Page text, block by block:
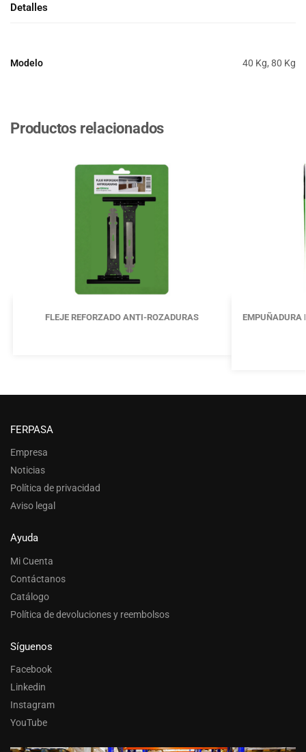
Detalles
Modelo 40 Kg, 80 Kg
Productos relacionados
FLEJE REFORZADO ANTI-ROZADURAS EMPUÑADURA
FERPASA
Empresa
Noticias
Política de privacidad
Aviso legal
Ayuda
Mi Cuenta
Contáctanos
Catálogo
Política de devoluciones y reembolsos
Síguenos
Facebook
Linkedin
Instagram
YouTube